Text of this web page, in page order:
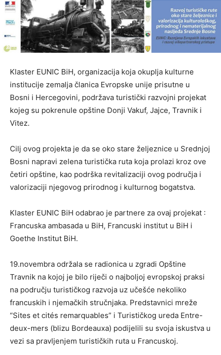
Klaster EUNIC BiH, organizacija koja okuplja kulturne
institucije zemalja članica Evropske unije prisutne u
Bosni i Hercegovini, podržava turistički razvojni projekat
kojeg su pokrenule opštine Donji Vakuf, Jajce, Travnik i
Vitez.
Cilj ovog projekta je da se oko stare željeznice u Srednjoj
Bosni napravi zelena turistička ruta koja prolazi kroz ove
četiri opštine, kao podrška revitalizaciji ovog područja i
valorizaciji njegovog prirodnog i kulturnog bogatstva.
Klaster EUNIC BiH odabrao je partnere za ovaj projekat :
Francuska ambasada u BiH, Francuski institut u BiH i
Goethe Institut BiH.
19.novembra održala se radionica u zgradi Opštine
Travnik na kojoj je bilo riječi o najboljoj evropskoj praksi
na području turističkog razvoja uz učešće nekoliko
francuskih i njemačkih stručnjaka. Predstavnici mreže
“Sites et cités remarquables” i Turističkog ureda Entre-
deux-mers (blizu Bordeauxa) podijelili su svoja iskustva u
vezi sa pravljenjem turističkih ruta u Francuskoj.